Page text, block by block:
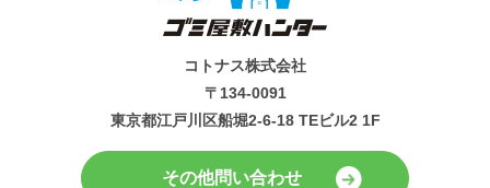
コトナス株式会社
〒134-0091
東京都江戸川区船堀2-6-18 TEビル2 1F
その他問い合わせ